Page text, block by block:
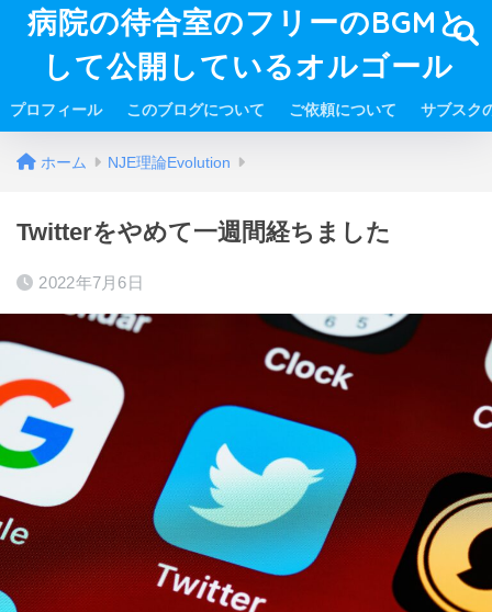
病院の待合室のフリーのBGMと
して公開しているオルゴール
プロフィール このブログについて ご依頼について サブスク
ホーム NJE理論Evolution
Twitterをやめて一週間経ちました
2022年7月6日